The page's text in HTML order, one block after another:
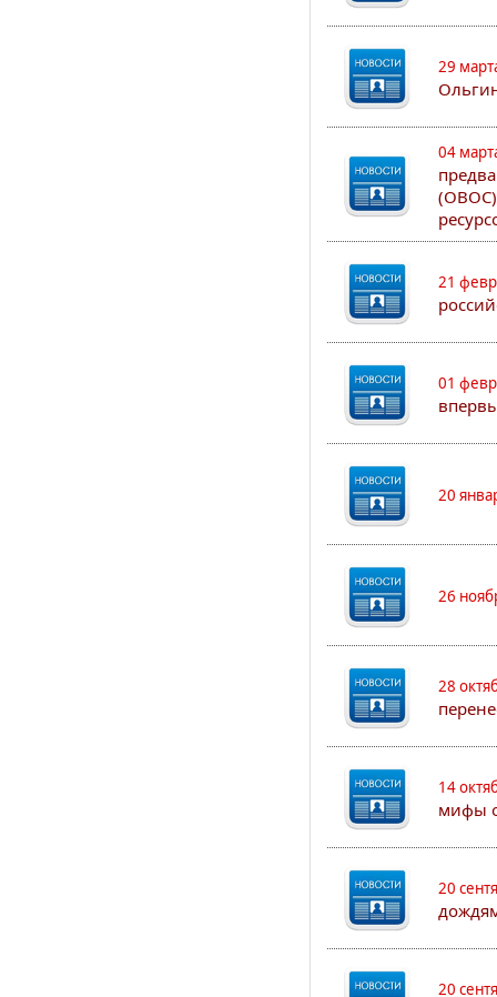
29
04
21
01
20
26
28
14
мифы
20
20